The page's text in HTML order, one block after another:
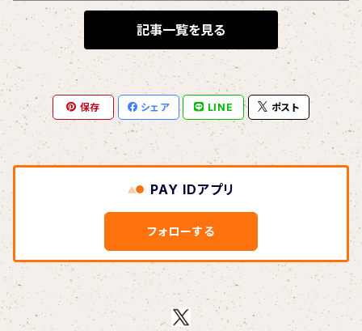
BLONDnewHALF
Blondy
BOAR HUNTER
bud&harbor
Bulbs Of Passion
B玉
Calme Adiction
記事一覧を見る
保存 シェア LINE ポスト
PAY IDアプリ
フォローする